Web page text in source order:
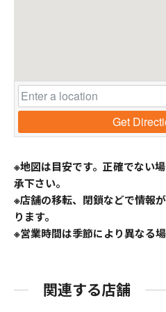
Get
※地図は目安です。正確でない
承下さい。
※店舗の移転、閉鎖などで情報
ります。
※営業時間は季節により異なる場
関連する店舗